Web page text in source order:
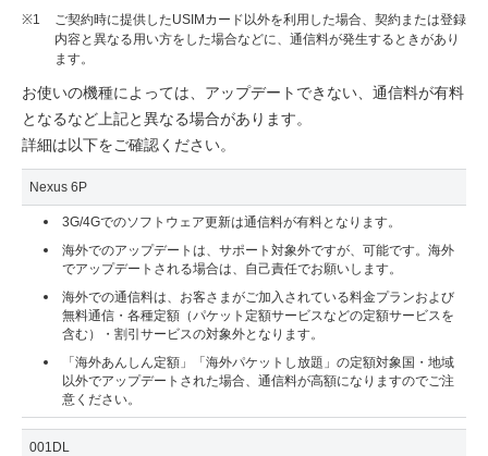
※1
ご契約時に提供したUSIMカード以外を利用した場合、契約または登録
内容と異なる用い方をした場合などに、通信料が発生するときがあり
ます。
お使いの機種によっては、アップデートできない、通信料が有料
となるなど上記と異なる場合があります。
詳細は以下をご確認ください。
Nexus 6P
3G/4Gでのソフトウェア更新は通信料が有料となります。
海外でのアップデートは、サポート対象外ですが、可能です。海外
でアップデートされる場合は、自己責任でお願いします。
海外での通信料は、お客さまがご加入されている料金プランおよび
無料通信・各種定額（パケット定額サービスなどの定額サービスを
含む）・割引サービスの対象外となります。
「海外あんしん定額」「海外パケットし放題」の定額対象国・地域
以外でアップデートされた場合、通信料が高額になりますのでご注
意ください。
001DL